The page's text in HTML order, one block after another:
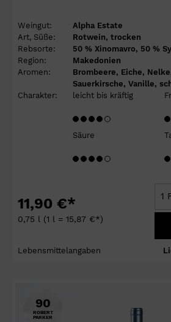
Weingut:
Alpha Estate
Art, Süße:
Rotwein, trocken
Rebsorte:
50 % Xinomavro, 50 %
Region:
Makedonien
Aromen:
Brombeere, Eiche,
Sauerkirsche, Vanille,
Charakter:
leicht bis kräftig
Säure
11,90 €*
0,75 l (1 l = 15,87 €*)
Lebensmittelangaben
90
ROBERT
PARKER